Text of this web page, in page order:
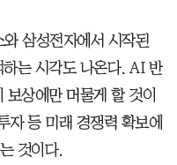
삼성전자에서 시작된
는 시각도 나온다. AI 반
상에만 머물게 할 것이
등 미래 경쟁력 확보에
것이다.